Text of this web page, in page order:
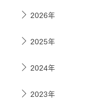
カタログ請求
カタログ請求
2026年
2025年
2024年
2023年